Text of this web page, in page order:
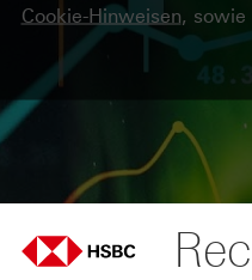
Cookie-Hinweisen, sowie